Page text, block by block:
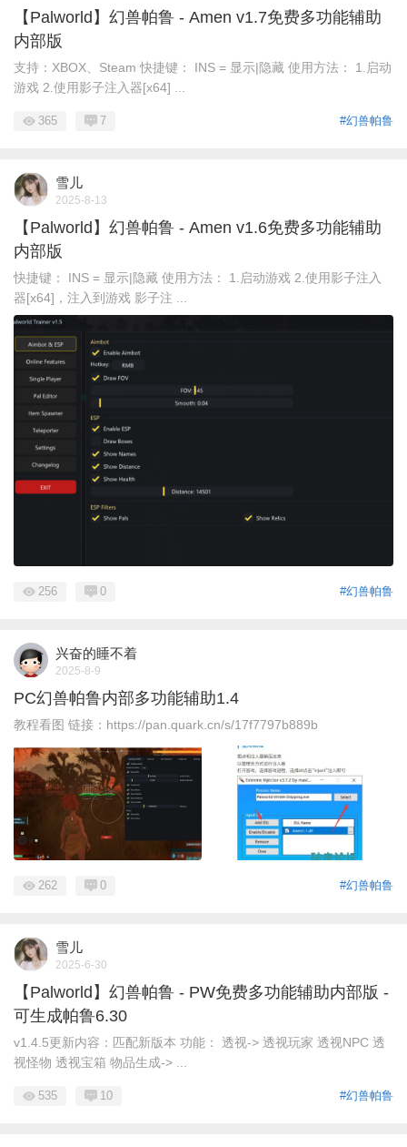
【Palworld】幻兽帕鲁 - Amen v1.7免费多功能辅助
内部版
支持：XBOX、Steam 快捷键： INS = 显示|隐藏 使用方法： 1.启动
游戏 2.使用影子注入器[x64] ...
#幻兽帕鲁
365 7
雪儿
2025-8-13
【Palworld】幻兽帕鲁 - Amen v1.6免费多功能辅助
内部版
快捷键： INS = 显示|隐藏 使用方法： 1.启动游戏 2.使用影子注入
器[x64]，注入到游戏 影子注 ...
#幻兽帕鲁
256 0
兴奋的睡不着
2025-8-9
PC幻兽帕鲁内部多功能辅助1.4
教程看图 链接：https://pan.quark.cn/s/17f7797b889b
#幻兽帕鲁
262 0
雪儿
2025-6-30
【Palworld】幻兽帕鲁 - PW免费多功能辅助内部版 -
可生成帕鲁6.30
v1.4.5更新内容：匹配新版本 功能： 透视-> 透视玩家 透视NPC 透
视怪物 透视宝箱 物品生成-> ...
#幻兽帕鲁
535 10